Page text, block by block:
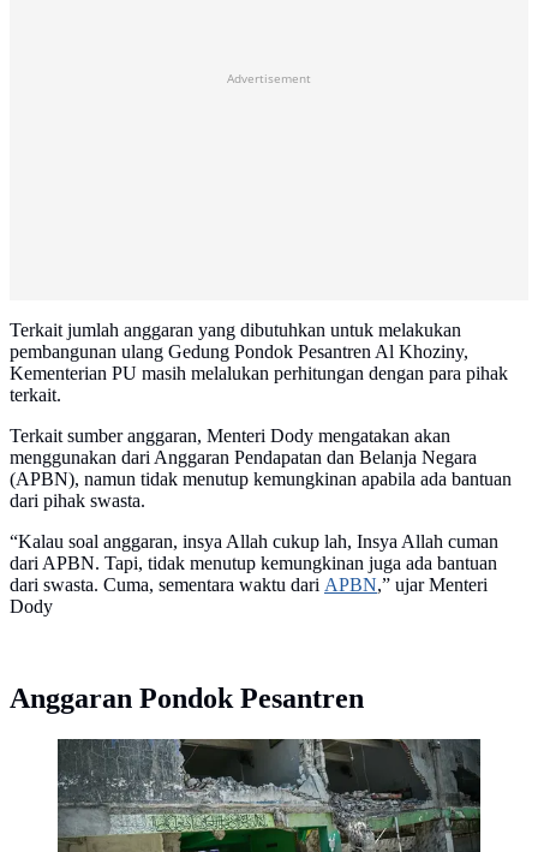
Advertisement
Terkait jumlah anggaran yang dibutuhkan untuk melakukan
pembangunan ulang Gedung Pondok Pesantren Al Khoziny,
Kementerian PU masih melalukan perhitungan dengan para pihak
terkait.
Terkait sumber anggaran, Menteri Dody mengatakan akan
menggunakan dari Anggaran Pendapatan dan Belanja Negara
(APBN), namun tidak menutup kemungkinan apabila ada bantuan
dari pihak swasta.
“Kalau soal anggaran, insya Allah cukup lah, Insya Allah cuman
dari APBN. Tapi, tidak menutup kemungkinan juga ada bantuan
dari swasta. Cuma, sementara waktu dari APBN,” ujar Menteri
Dody
Anggaran Pondok Pesantren
Operasi pencarian dan penyelamatan korban runtuhnya
bangunan musala di Pondok Pesantren Al Khoziny,
Sidoarjo, telah ditutup secara resmi pada Selasa, 7
Oktober 2025. (JUNI KRISWANTO/AFP)